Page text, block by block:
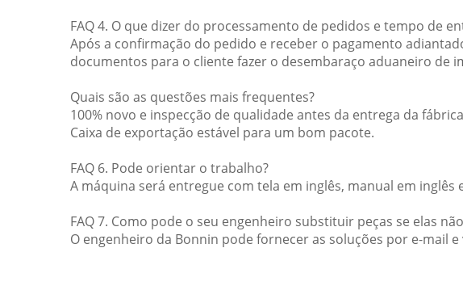
FAQ 4. O que dizer do processamento de pedidos e tempo de
Após a confirmação do pedido e receber o pagamento
documentos para o cliente fazer o desembaraço aduaneiro de
Quais são as questões mais frequentes?
100% novo e inspecção de qualidade antes da entrega da
Caixa de exportação estável para um bom pacote.
FAQ 6. Pode orientar o trabalho?
A máquina será entregue com tela em inglês, manual em inglês
FAQ 7. Como pode o seu engenheiro substituir peças se elas
O engenheiro da Bonnin pode fornecer as soluções por e-mail e